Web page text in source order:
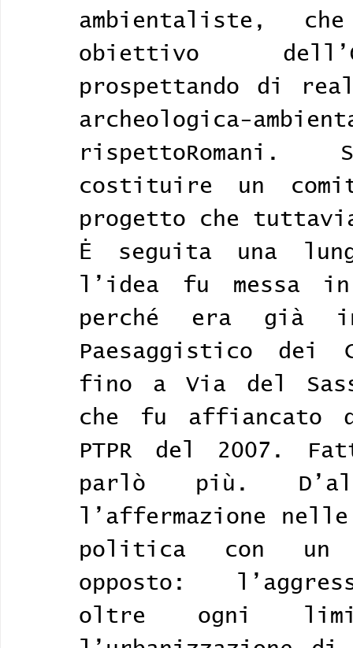
ambientaliste,
obiettivo
prospettando di
archeologica-
costituire un
progetto che
Ė seguita una
l’idea fu messa
perché era già
Paesaggistico
fino a Via del
che fu affiancato
PTPR del 2007.
parlò più.
l’affermazione
politica con un
opposto:
oltre ogni